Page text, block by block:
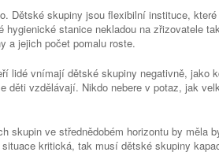
Dětské skupiny jsou flexibilní instituce,
hygienické stanice nekladou na zřizovatele
a jejich počet pomalu roste.
lidé vnímají dětské skupiny negativně, jako
děti vzdělávají. Nikdo nebere v potaz, jak
skupin ve střednědobém horizontu by měla
kritická, tak musí dětské skupiny